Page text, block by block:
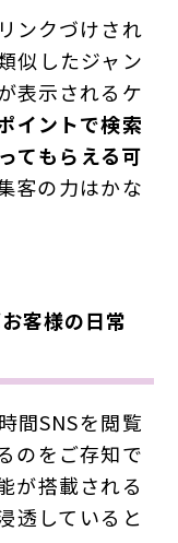
ンクづけされ
似したジャン
表示されるケ
イントで検索
てもらえる可
客の力はかな
客様の日常
間SNSを閲覧
のをご存知で
が搭載される
透していると